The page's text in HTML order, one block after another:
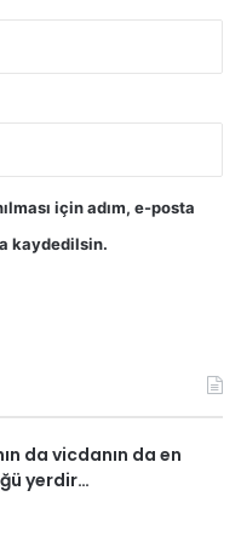
için adım, e-posta
kaydedilsin.
da vicdanın da en
yerdir…